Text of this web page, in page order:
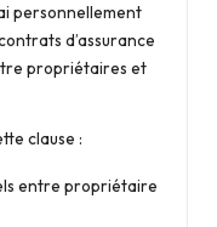
personnellement
d’assurance
propriétaires et
clause :
entre propriétaire